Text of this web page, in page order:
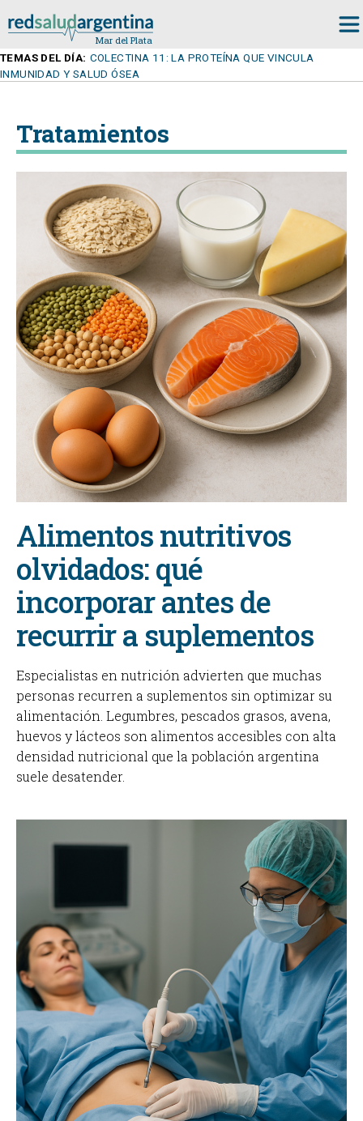
TEMAS DEL DÍA: COLECTINA 11: LA PROTEÍNA QUE VINCULA
INMUNIDAD Y SALUD ÓSEA
Tratamientos
Alimentos nutritivos
olvidados: qué
incorporar antes de
recurrir a suplementos
Especialistas en nutrición advierten que muchas
personas recurren a suplementos sin optimizar su
alimentación. Legumbres, pescados grasos, avena,
huevos y lácteos son alimentos accesibles con alta
densidad nutricional que la población argentina
suele desatender.